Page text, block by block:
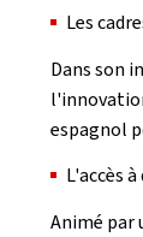
Les
Dans son
espagnol
L'accès
Animé par